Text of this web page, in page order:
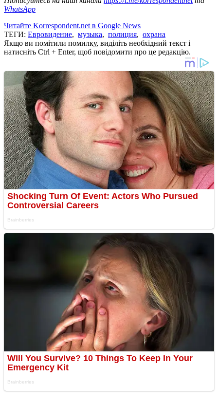
WhatsApp
Читайте Korrespondent.net в Google News
ТЕГИ: Евровидение, музыка, полиция, охрана
Якщо ви помітили помилку, виділіть необхідний текст і
натисніть Ctrl + Enter, щоб повідомити про це редакцію.